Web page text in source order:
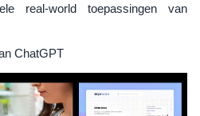
real-world toepassingen van
ChatGPT